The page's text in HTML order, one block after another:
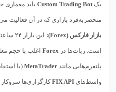
یکCustom Trading Bot باید معماری
منحصربه‌فرد بازاری که در آن فعالیت
بازار فارکس (Forex): این
است. ربات‌ها در Forex اغلب با حجم
پلتفرم‌هایی مانند MetaTrader (با
واسط‌های FIX APIکارگزاری‌ها سروکار